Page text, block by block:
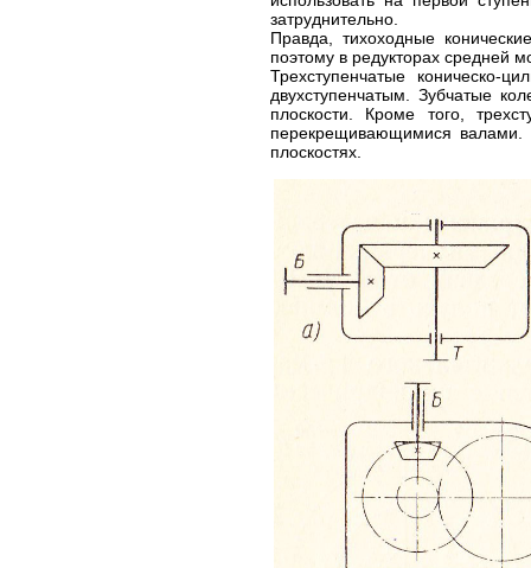
затруднительно.
Правда, тихоходные
поэтому в редукторах средней
Трехступенчатые коническо-
двухступенчатым. Зубчатые
плоскости. Кроме того,
перекрещивающимися валами.
плоскостях.